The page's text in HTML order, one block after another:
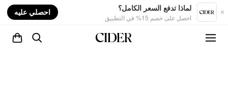
لماذا تدفع السعر الكامل؟
احصل على خصم 15% في التطبيق
احصلي عليه